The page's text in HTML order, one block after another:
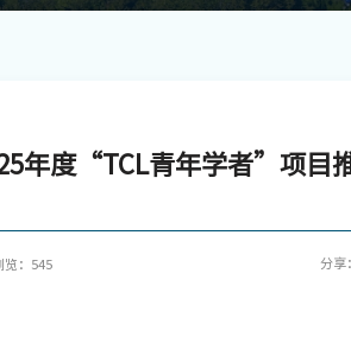
年度“TCL青年学者”项目
： 545 分享：